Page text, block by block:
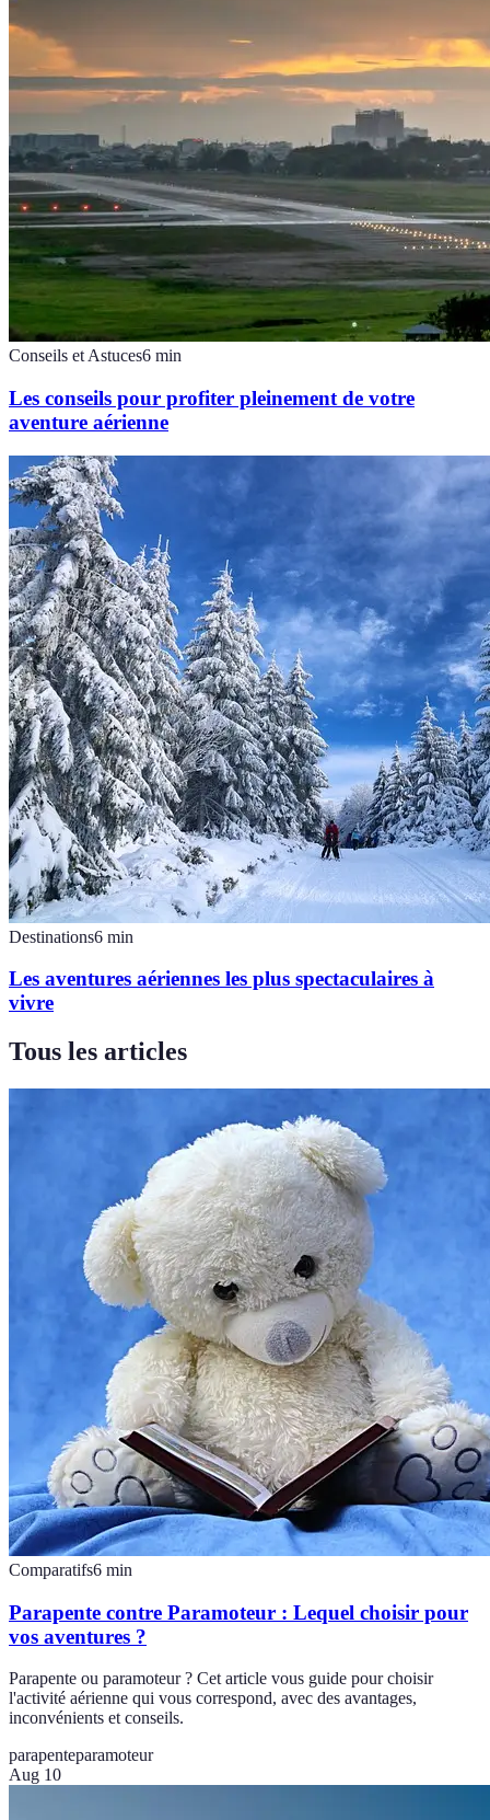
Conseils et Astuces6 min
Les conseils pour profiter pleinement de votre
aventure aérienne
Destinations6 min
Les aventures aériennes les plus spectaculaires à
vivre
Tous les articles
Comparatifs6 min
Parapente contre Paramoteur : Lequel choisir pour
vos aventures ?
Parapente ou paramoteur ? Cet article vous guide pour choisir
l'activité aérienne qui vous correspond, avec des avantages,
inconvénients et conseils.
parapenteparamoteur
Aug 10